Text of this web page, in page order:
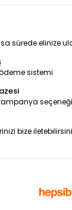
sürede elinize
sistemi
seçeneği
bize